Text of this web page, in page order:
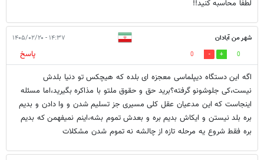
لطفا محاسبه کنید!!
شهر من آبادان ۱۴:۳۷ - ۱۴۰۵/۰۲/۲۰
0
0
پاسخ
اگه این دستگاه دیپلماسی معجزه ای بلده که هیچکس تو دنیا بلدش
نیست،کی جلوشونو گرفته؟برید حق و حقوق ملتو با مذاکره بگیرید،اما مسئله
اینجاست که این مدعیان عقل کلی مسیری جز تسلیم شدن و وا دادن و بدیم
بره بلد نیستن و ایکاش بدیم بره و بعدش تموم بشه،اینم نمیفهمن که بدیم
بره فقط شروع یه مرحله تازه از چالشه نه تموم شدن مشکلات